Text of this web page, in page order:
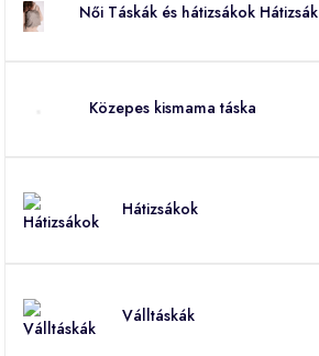
Női Táskák és hátizsákok Hátizsák
Közepes kismama táska
Hátizsákok
Válltáskák